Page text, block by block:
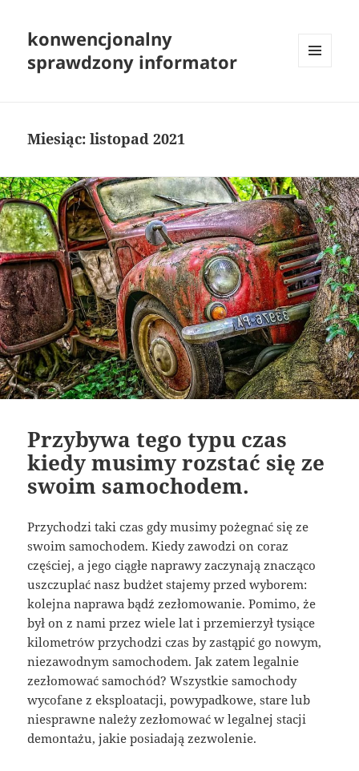
konwencjonalny
sprawdzony informator
Miesiąc:listopad 2021
Przybywa tego typu czas
kiedy musimy rozstać się ze
swoim samochodem.
Przychodzi taki czas gdy musimy pożegnać się ze
swoim samochodem. Kiedy zawodzi on coraz
częściej, a jego ciągłe naprawy zaczynają znacząco
uszczuplać nasz budżet stajemy przed wyborem:
kolejna naprawa bądź zezłomowanie. Pomimo, że
był on z nami przez wiele lat i przemierzył tysiące
kilometrów przychodzi czas by zastąpić go nowym,
niezawodnym samochodem. Jak zatem legalnie
zezłomować samochód? Wszystkie samochody
wycofane z eksploatacji, powypadkowe, stare lub
niesprawne należy zezłomować w legalnej stacji
demontażu, jakie posiadają zezwolenie.